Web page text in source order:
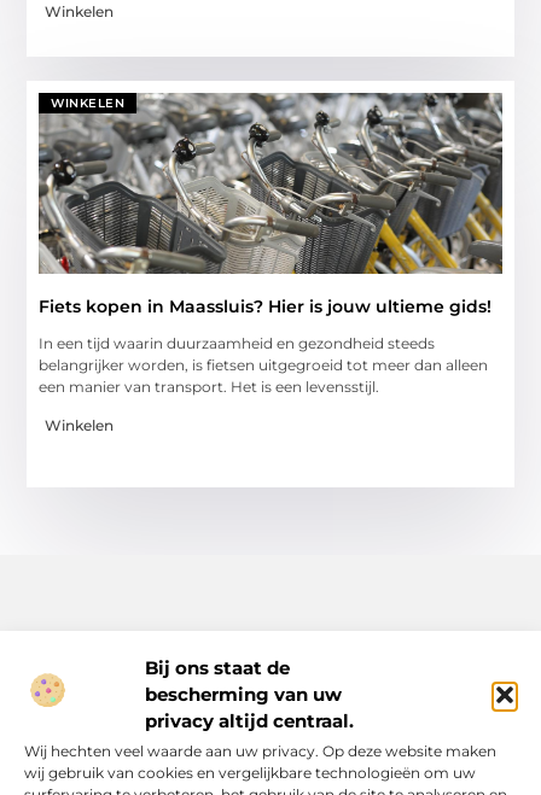
Bij ons staat de
bescherming van uw
privacy altijd centraal.
Wij hechten veel waarde aan uw privacy. Op deze website maken
wij gebruik van cookies en vergelijkbare technologieën om uw
Winkelen
WINKELEN
Fiets kopen in Maassluis? Hier is jouw ultieme gids!
In een tijd waarin duurzaamheid en gezondheid steeds
belangrijker worden, is fietsen uitgegroeid tot meer dan alleen
een manier van transport. Het is een levensstijl.
Winkelen
Inspiratie, tips en verhalen voor elk moment.
Ontdek een breed scala aan artikelen en blogs die je dagelijks
leven verrijken, van praktische adviezen tot boeiende verhalen.